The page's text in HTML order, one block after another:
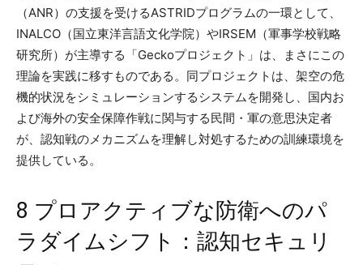
（ANR）の支援を受けるASTRIDプログラムの一環として、
INALCO（国立東洋言語文化学院）やIRSEM（軍事学校戦略
研究所）が主導する「Geckoプロジェクト」は、まさにこの
理論を実践に移すものである。同プロジェクトは、架空の危
機的状況をシミュレーションするシステムを開発し、国内お
よび海外の安全保障作戦に関与する民間・軍の意思決定者
が、認知戦のメカニズムを理解し対処するための訓練環境を
提供している。
8 プロアクティブな防衛へのパ
ラダイムシフト：認知セキュリ